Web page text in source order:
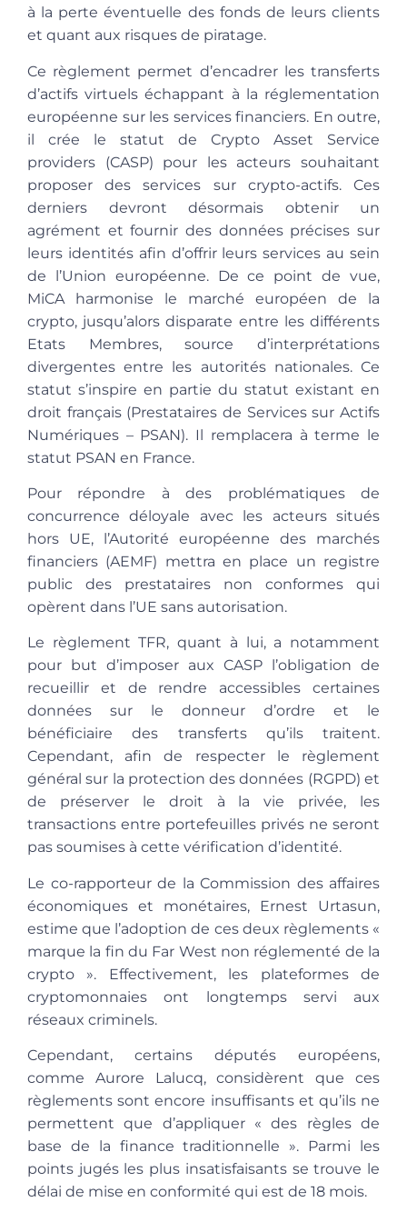
à la perte éventuelle des fonds de leurs clients
et quant aux risques de piratage.
Ce règlement permet d’encadrer les transferts
d’actifs virtuels échappant à la réglementation
européenne sur les services financiers. En outre,
il crée le statut de Crypto Asset Service
providers (CASP) pour les acteurs souhaitant
proposer des services sur crypto-actifs. Ces
derniers devront désormais obtenir un
agrément et fournir des données précises sur
leurs identités afin d’offrir leurs services au sein
de l’Union européenne. De ce point de vue,
MiCA harmonise le marché européen de la
crypto, jusqu’alors disparate entre les différents
Etats Membres, source d’interprétations
divergentes entre les autorités nationales. Ce
statut s’inspire en partie du statut existant en
droit français (Prestataires de Services sur Actifs
Numériques – PSAN). Il remplacera à terme le
statut PSAN en France.
Pour répondre à des problématiques de
concurrence déloyale avec les acteurs situés
hors UE, l’Autorité européenne des marchés
financiers (AEMF) mettra en place un registre
public des prestataires non conformes qui
opèrent dans l’UE sans autorisation.
Le règlement TFR, quant à lui, a notamment
pour but d’imposer aux CASP l’obligation de
recueillir et de rendre accessibles certaines
données sur le donneur d’ordre et le
bénéficiaire des transferts qu’ils traitent.
Cependant, afin de respecter le règlement
général sur la protection des données (RGPD) et
de préserver le droit à la vie privée, les
transactions entre portefeuilles privés ne seront
pas soumises à cette vérification d’identité.
Le co-rapporteur de la Commission des affaires
économiques et monétaires, Ernest Urtasun,
estime que l’adoption de ces deux règlements «
marque la fin du Far West non réglementé de la
crypto ». Effectivement, les plateformes de
cryptomonnaies ont longtemps servi aux
réseaux criminels.
Cependant, certains députés européens,
comme Aurore Lalucq, considèrent que ces
règlements sont encore insuffisants et qu’ils ne
permettent que d’appliquer « des règles de
base de la finance traditionnelle ». Parmi les
points jugés les plus insatisfaisants se trouve le
délai de mise en conformité qui est de 18 mois.